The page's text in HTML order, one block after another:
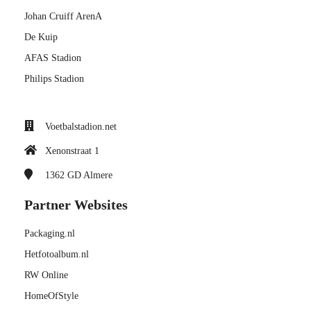
Johan Cruiff ArenA
De Kuip
AFAS Stadion
Philips Stadion
Voetbalstadion.net
Xenonstraat 1
1362 GD Almere
Partner Websites
Packaging.nl
Hetfotoalbum.nl
RW Online
HomeOfStyle